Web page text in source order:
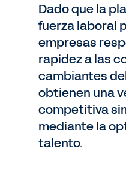
Dado que la
fuerza laboral
empresas
rapidez a las
cambiantes
obtienen una
competitiva
mediante la
talento.